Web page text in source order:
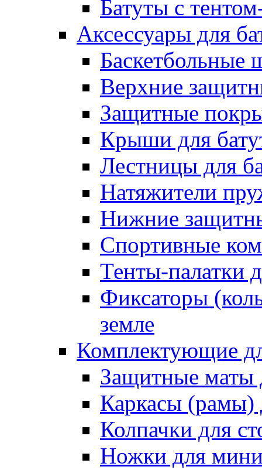
Батуты с
Аксессуары для
Баскетбольные
Верхние
Защитные
Крыши для
Лестницы для
Натяжители
Нижние
Спортивные
Тенты-палатки
Фиксаторы
земле
Комплектующие
Защитные маты
Каркасы (рамы)
Колпачки для
Ножки для